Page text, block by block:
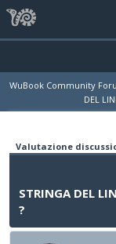
WuBook Community
DEL
Valutazione
STRINGA DEL
?